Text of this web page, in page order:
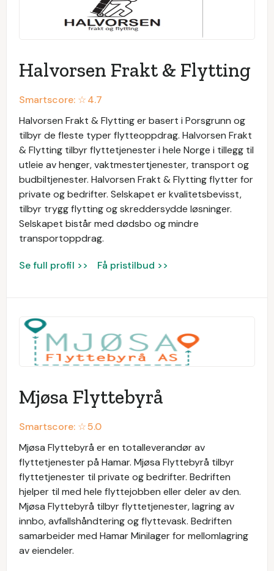
Halvorsen Frakt & Flytting
Smartscore: ☆4.7
Halvorsen Frakt & Flytting er basert i Porsgrunn og
tilbyr de fleste typer flytteoppdrag. Halvorsen Frakt
& Flytting tilbyr flyttetjenester i hele Norge i tillegg til
utleie av henger, vaktmestertjenester, transport og
budbiltjenester. Halvorsen Frakt & Flytting flytter for
private og bedrifter. Selskapet er kvalitetsbevisst,
tilbyr trygg flytting og skreddersydde løsninger.
Selskapet bistår med dødsbo og mindre
transportoppdrag.
Se full profil >> Få pristilbud >>
Mjøsa Flyttebyrå
Smartscore: ☆5.0
Mjøsa Flyttebyrå er en totalleverandør av
flyttetjenester på Hamar. Mjøsa Flyttebyrå tilbyr
flyttetjenester til private og bedrifter. Bedriften
hjelper til med hele flyttejobben eller deler av den.
Mjøsa Flyttebyrå tilbyr flyttetjenester, lagring av
innbo, avfallshåndtering og flyttevask. Bedriften
samarbeider med Hamar Minilager for mellomlagring
av eiendeler.